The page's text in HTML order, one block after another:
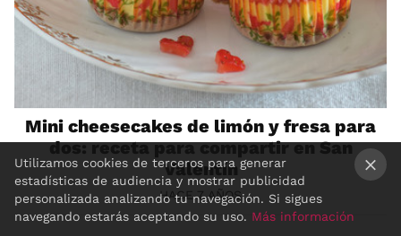
Mini cheesecakes de limón y fresa para
dos: receta para compartir en San
Valentín
HACE 7 AÑOS
Utilizamos cookies de terceros para generar
estadísticas de audiencia y mostrar publicidad
personalizada analizando tu navegación. Si sigues
navegando estarás aceptando su uso. Más información